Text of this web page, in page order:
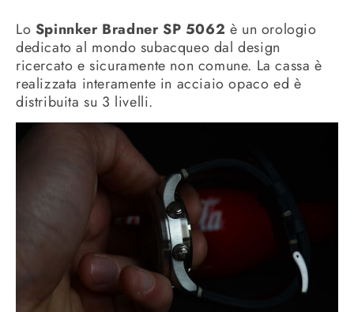
Lo Spinnker Bradner SP 5062 è un orologio
dedicato al mondo subacqueo dal design
ricercato e sicuramente non comune. La cassa è
realizzata interamente in acciaio opaco ed è
distribuita su 3 livelli.